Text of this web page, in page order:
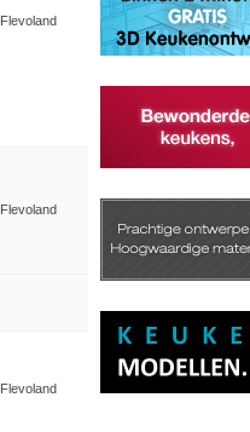
Flevoland
Flevoland
Flevoland